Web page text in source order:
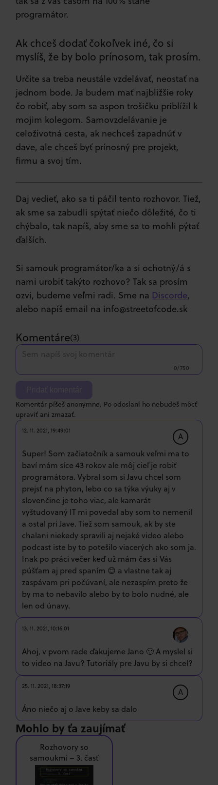
programátor.
Ak chceš dodať čokoľvek iné, čo si
myslíš, že by bolo prínosom, tak prosím.
Určite sa treba neustále vzdelávať, neostať na
jednom bode. Ja budem mať najbližšie roky
čo robiť, aby som sa aspon trošičku priblížil k
mojim kolegom. Samovzdelávanie je
celoživotná cesta, ak nechceš zapadnúť v
dave, ale chceš byť prínosný pre projekt,
firmu a svoj tím.
Daj vedieť, ako sa ti páčil tento rozhovor. Tiež,
ak sme sa zabudli spýtať niečo dôležité, čo ti
chýbalo, tak napíš, aby sme sa to mohli pýtať
ďalších.
Si samouk programátor/ka a si ochotný/á s
nami urobiť takýto rozhovo? Tak sa prosím
ozvi, budeme veľmi radi. Sme na Discorde,
alebo napíš email na info@streetofcode.sk
Komentáre(3)
0/750
Komentár píšeš anonymne. Po odoslaní ho nebudeš môcť
upraviť ani zmazať.
12. 11. 2021, 19:49:01
A
Super! Som začiatočník a samouk veľmi ma to
baví mám síce 43 rokov ale môj cieľ je robiť
programátora. Vybral som si Javu chcel som
prejsť na phyton, lebo co sa týka výuky aj v
slovenčine je toho viac, ale kamarát
vyštudovaný IT mi povedal aby som to nemenil
a ostal pri Jave. Tiež som samouk, ak by ste
chalani niekedy spravili aj nejaké video alebo
podcast iste by to potešilo viacerých ako som ja.
Inak po práci večer keď už mám čas si Vás
púšťam aj pred spaním 😊 a vlastne tak aj
zaspávam pri počúvaní, ale nezaspím preto že
by ma to nebavilo alebo by to bolo nudné, ale
len od únavy.
13. 11. 2021, 10:16:01
Ahoj, v pvom rade ďakujeme Jano 🙂 A myslel si
to video na Javu? Tutoriály pre Javu by si chcel?
25. 11. 2021, 18:37:19
A
Áno niečo aj o Jave keby sa dalo
Mohlo by ťa zaujímať
Rozhovory so
samoukmi – 3. časť